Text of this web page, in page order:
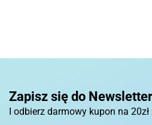
Zapisz się do
I odbierz darmowy kupon na